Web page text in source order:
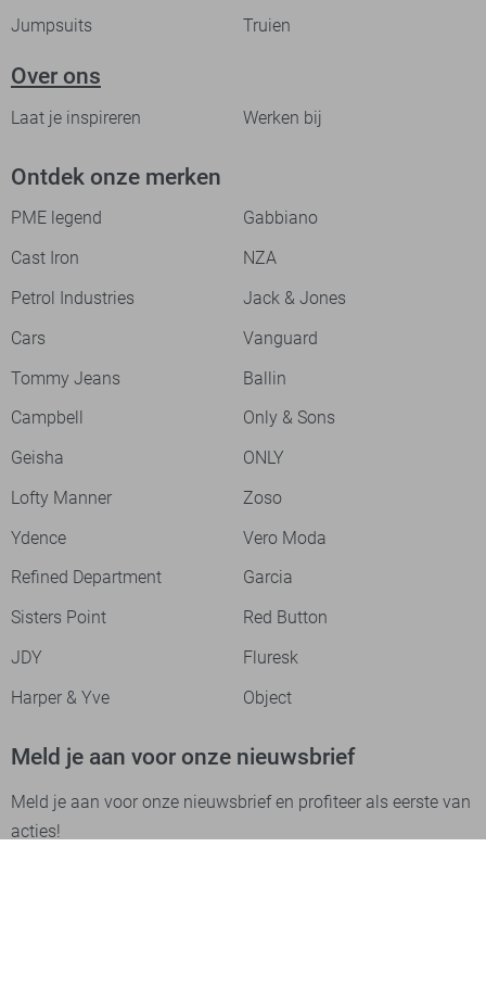
Jumpsuits
Truien
Over ons
Laat je inspireren Werken bij
Ontdek onze merken
PME legend
Gabbiano
Cast Iron
NZA
Petrol Industries
Jack & Jones
Cars
Vanguard
Tommy Jeans
Ballin
Campbell
Only & Sons
Geisha
ONLY
Lofty Manner
Zoso
Ydence
Vero Moda
Refined Department
Garcia
Sisters Point
Red Button
JDY
Fluresk
Harper & Yve
Object
Meld je aan voor onze nieuwsbrief
Meld je aan voor onze nieuwsbrief en profiteer als eerste van
acties!